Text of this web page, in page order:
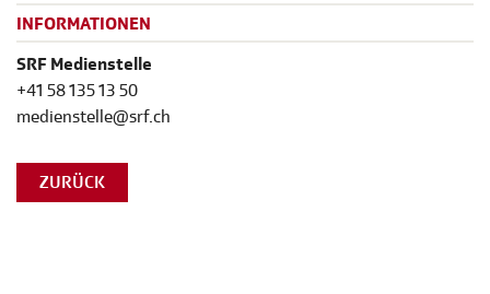
INFORMATIONEN
SRF Medienstelle
+41 58 135 13 50
medienstelle@srf.ch
ZURÜCK